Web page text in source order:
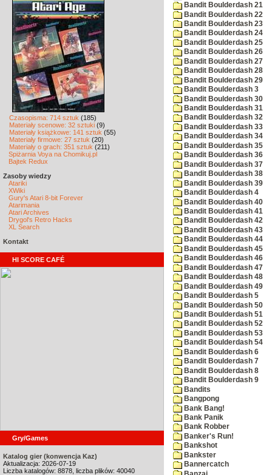
Czasopisma: 714 sztuk (185)
Materiały scenowe: 32 sztuki (9)
Materiały książkowe: 141 sztuk (55)
Materiały firmowe: 27 sztuk (20)
Materiały o grach: 351 sztuk (211)
Spiżarnia Voya na Chomikuj.pl
Bajtek Redux
Zasoby wiedzy
Atariki
XWiki
Gury's Atari 8-bit Forever
Atarimania
Atari Archives
Drygol's Retro Hacks
XL Search
Kontakt
HI SCORE CAFÉ
Gry/Games
Katalog gier (konwencja Kaz)
Aktualizacja: 2026-07-19
Liczba katalogów: 8878, liczba plików: 40040
Bandit Boulderdash 21
Bandit Boulderdash 22
Bandit Boulderdash 23
Bandit Boulderdash 24
Bandit Boulderdash 25
Bandit Boulderdash 26
Bandit Boulderdash 27
Bandit Boulderdash 28
Bandit Boulderdash 29
Bandit Boulderdash 3
Bandit Boulderdash 30
Bandit Boulderdash 31
Bandit Boulderdash 32
Bandit Boulderdash 33
Bandit Boulderdash 34
Bandit Boulderdash 35
Bandit Boulderdash 36
Bandit Boulderdash 37
Bandit Boulderdash 38
Bandit Boulderdash 39
Bandit Boulderdash 4
Bandit Boulderdash 40
Bandit Boulderdash 41
Bandit Boulderdash 42
Bandit Boulderdash 43
Bandit Boulderdash 44
Bandit Boulderdash 45
Bandit Boulderdash 46
Bandit Boulderdash 47
Bandit Boulderdash 48
Bandit Boulderdash 49
Bandit Boulderdash 5
Bandit Boulderdash 50
Bandit Boulderdash 51
Bandit Boulderdash 52
Bandit Boulderdash 53
Bandit Boulderdash 54
Bandit Boulderdash 6
Bandit Boulderdash 7
Bandit Boulderdash 8
Bandit Boulderdash 9
Bandits
Bangpong
Bank Bang!
Bank Panik
Bank Robber
Banker's Run!
Bankshot
Bankster
Bannercatch